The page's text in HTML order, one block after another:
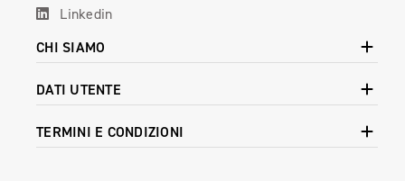
Linkedin
CHI SIAMO
DATI UTENTE
TERMINI E CONDIZIONI